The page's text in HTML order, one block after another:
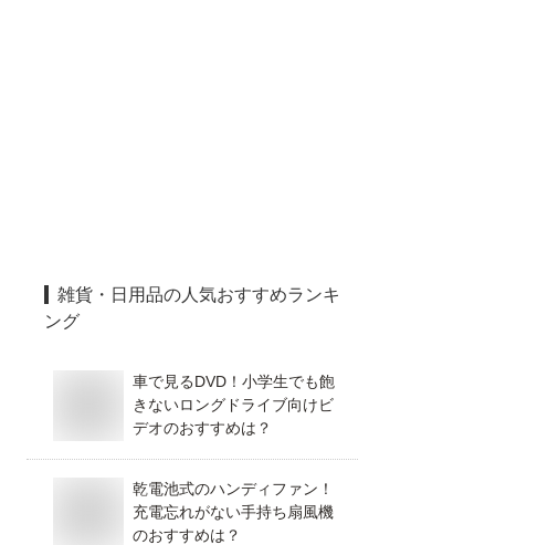
雑貨・日用品の人気おすすめランキ
ング
車で見るDVD！小学生でも飽
きないロングドライブ向けビ
デオのおすすめは？
乾電池式のハンディファン！
充電忘れがない手持ち扇風機
のおすすめは？